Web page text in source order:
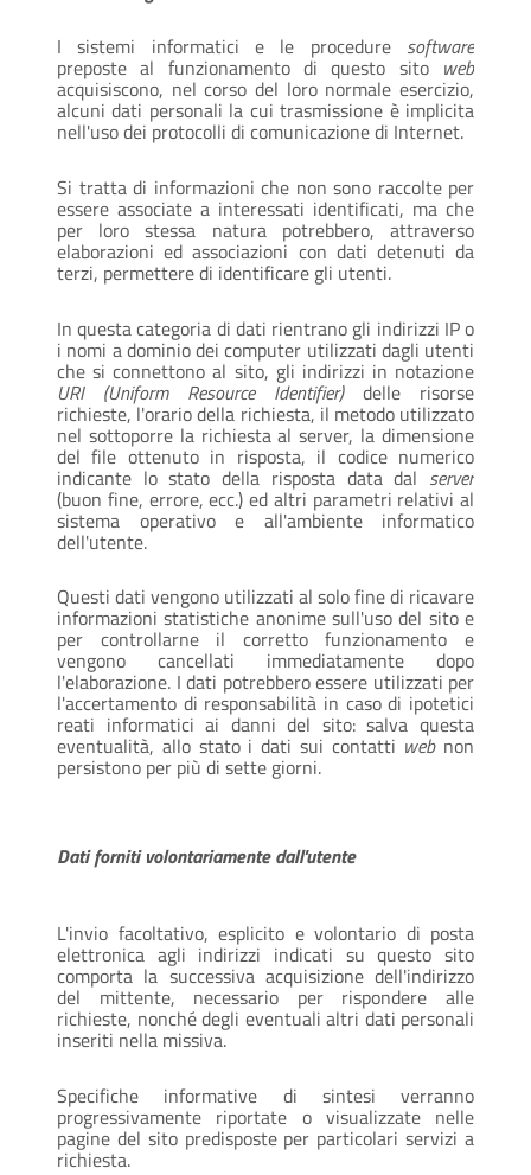
I sistemi informatici e le procedure software
preposte al funzionamento di questo sito web
acquisiscono, nel corso del loro normale esercizio,
alcuni dati personali la cui trasmissione è implicita
nell'uso dei protocolli di comunicazione di Internet.
Si tratta di informazioni che non sono raccolte per
essere associate a interessati identificati, ma che
per loro stessa natura potrebbero, attraverso
elaborazioni ed associazioni con dati detenuti da
terzi, permettere di identificare gli utenti.
In questa categoria di dati rientrano gli indirizzi IP o
i nomi a dominio dei computer utilizzati dagli utenti
che si connettono al sito, gli indirizzi in notazione
URI (Uniform Resource Identifier) delle risorse
richieste, l'orario della richiesta, il metodo utilizzato
nel sottoporre la richiesta al server, la dimensione
del file ottenuto in risposta, il codice numerico
indicante lo stato della risposta data dal server
(buon fine, errore, ecc.) ed altri parametri relativi al
sistema operativo e all'ambiente informatico
dell'utente.
Questi dati vengono utilizzati al solo fine di ricavare
informazioni statistiche anonime sull'uso del sito e
per controllarne il corretto funzionamento e
vengono cancellati immediatamente dopo
l'elaborazione. I dati potrebbero essere utilizzati per
l'accertamento di responsabilità in caso di ipotetici
reati informatici ai danni del sito: salva questa
eventualità, allo stato i dati sui contatti web non
persistono per più di sette giorni.
Dati forniti volontariamente dall'utente
L'invio facoltativo, esplicito e volontario di posta
elettronica agli indirizzi indicati su questo sito
comporta la successiva acquisizione dell'indirizzo
del mittente, necessario per rispondere alle
richieste, nonché degli eventuali altri dati personali
inseriti nella missiva.
Specifiche informative di sintesi verranno
progressivamente riportate o visualizzate nelle
pagine del sito predisposte per particolari servizi a
richiesta.